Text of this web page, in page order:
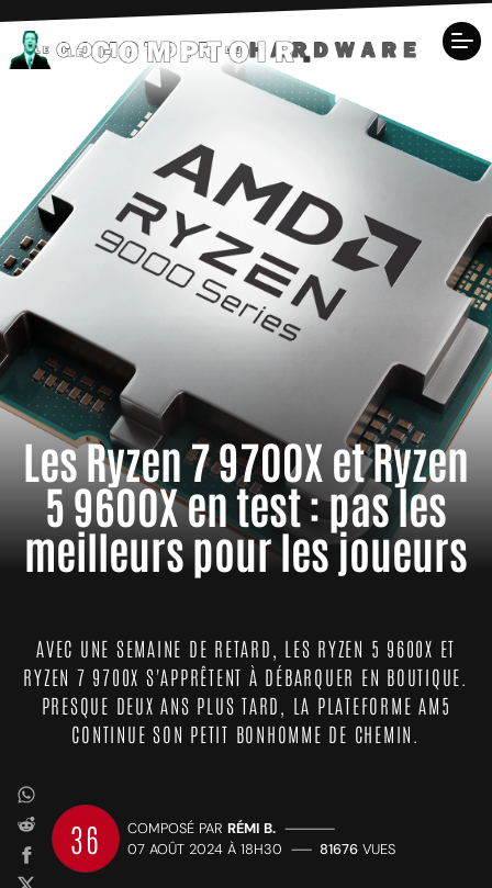
Les Ryzen 7 9700X et Ryzen
5 9600X en test : pas les
meilleurs pour les joueurs
AVEC UNE SEMAINE DE RETARD, LES RYZEN 5 9600X ET
RYZEN 7 9700X S'APPRÊTENT À DÉBARQUER EN BOUTIQUE.
PRESQUE DEUX ANS PLUS TARD, LA PLATEFORME AM5
CONTINUE SON PETIT BONHOMME DE CHEMIN.
36 COMPOSÉ PAR RÉMI B. —————
07 AOÛT 2024 À 18H30 —— 81676 VUES